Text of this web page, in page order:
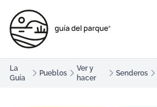
La
Guía
Pueblos
Ver y
hacer
Senderos